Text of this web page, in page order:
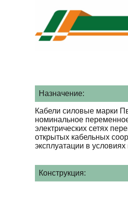
Назначение:
Кабели силовые марки
номинальное
электрических сетях
открытых кабельных
эксплуатации в
Конструкция: